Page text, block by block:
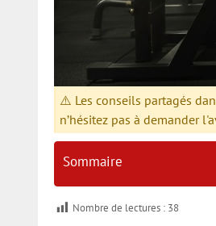
⚠️ Les conseils partagés
n’hésitez pas à demander
Sommaire
Nombre de lectures : 38